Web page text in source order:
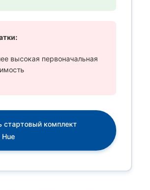
высокая первоначальная
стартовый комплект
Hue